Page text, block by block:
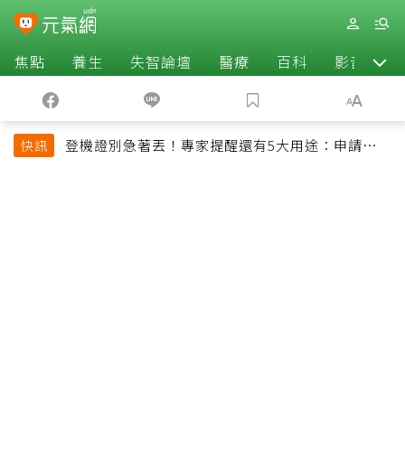
焦點 養生 失智論壇 醫療 百科 影音
快訊
登機證別急著丟！專家提醒還有5大用途：申請理